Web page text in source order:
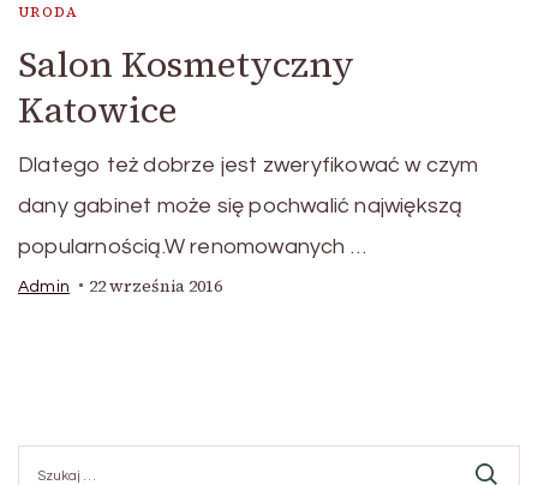
URODA
Salon Kosmetyczny
Katowice
Dlatego też dobrze jest zweryfikować w czym
dany gabinet może się pochwalić największą
popularnością.W renomowanych …
Admin 22 września 2016